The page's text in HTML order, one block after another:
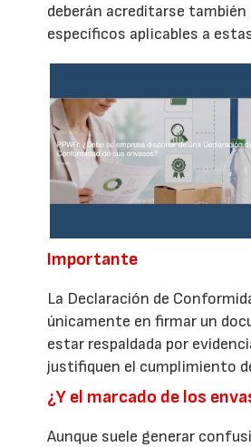
deberán acreditarse
específicos aplicables a
Importante
La Declaración de
únicamente en firmar un
estar respaldada por
justifiquen el cumplimiento
¿Y el marcado de los
Aunque suele generar